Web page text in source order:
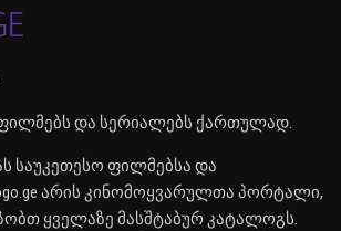
ფილმებს და სერიალებს ქართულად.
საუკეთესო ფილმებსა და
არის კინომოყვარულთა პორტალი,
ყველაზე მასშტაბურ კატალოგს.